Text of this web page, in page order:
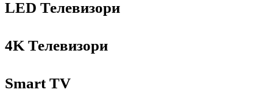
LED Телевизори
4K Телевизори
Smart TV